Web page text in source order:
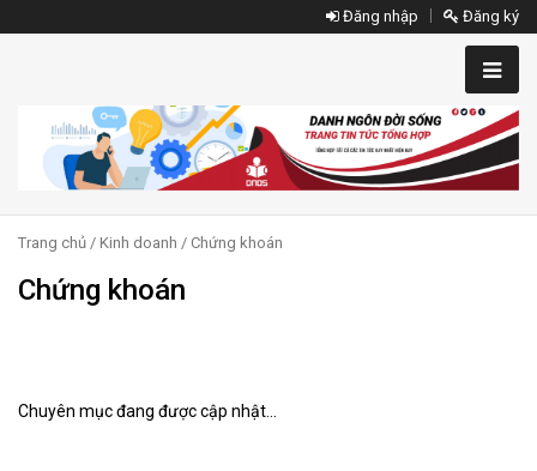
Đăng nhập Đăng ký
Trang chủ / Kinh doanh / Chứng khoán
Chứng khoán
Chuyên mục đang được cập nhật...